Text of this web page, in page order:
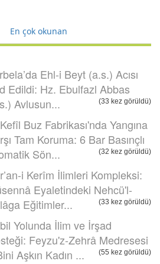
En çok okunan
Ehl-i Beyt (a.s.) Acısı
Edildi: Hz. Ebulfazl Abbas
Avlusun...
(33 kez görüldü)
Buz Fabrikası'nda Yangına
Tam Koruma: 6 Bar Basınçlı
Sön...
(32 kez görüldü)
i Kerîm İlimleri Kompleksi:
Eyaletindeki Nehcü'l-
Eğitimler...
(33 kez görüldü)
Yolunda İlim ve İrşad
Feyzu'z-Zehrâ Medresesi
Aşkın Kadın ...
(55 kez görüldü)